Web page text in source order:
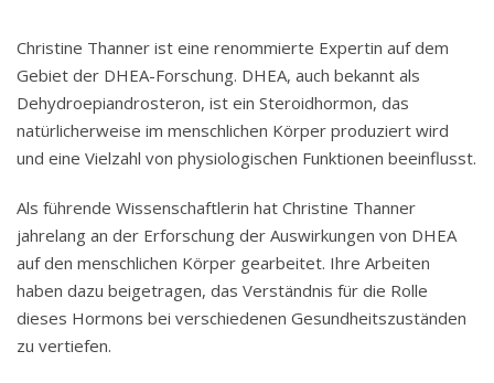
Christine Thanner ist eine renommierte Expertin auf dem
Gebiet der DHEA-Forschung. DHEA, auch bekannt als
Dehydroepiandrosteron, ist ein Steroidhormon, das
natürlicherweise im menschlichen Körper produziert wird
und eine Vielzahl von physiologischen Funktionen beeinflusst.
Als führende Wissenschaftlerin hat Christine Thanner
jahrelang an der Erforschung der Auswirkungen von DHEA
auf den menschlichen Körper gearbeitet. Ihre Arbeiten
haben dazu beigetragen, das Verständnis für die Rolle
dieses Hormons bei verschiedenen Gesundheitszuständen
zu vertiefen.